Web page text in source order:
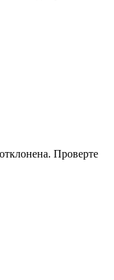
Проверте